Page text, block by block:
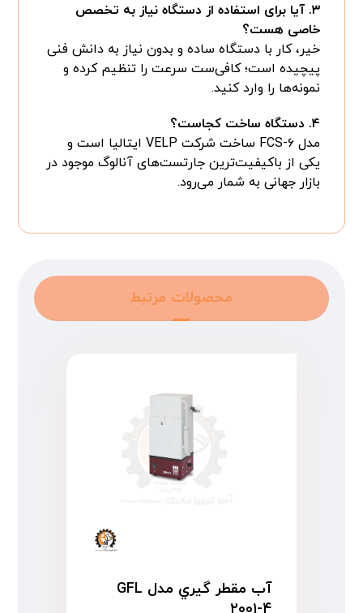
۳. آیا برای استفاده از دستگاه نیاز به تخصص
خاصی هست؟
خیر، کار با دستگاه ساده و بدون نیاز به دانش فنی
پیچیده است؛ کافی‌ست سرعت را تنظیم کرده و
نمونه‌ها را وارد کنید.
۴. دستگاه ساخت کجاست؟
مدل FCS-۶ ساخت شرکت VELP ایتالیا است و
یکی از باکیفیت‌ترین جارتست‌های آنالوگ موجود در
بازار جهانی به شمار می‌رود.
محصولات مرتبط
آب مقطر گیري مدل GFL